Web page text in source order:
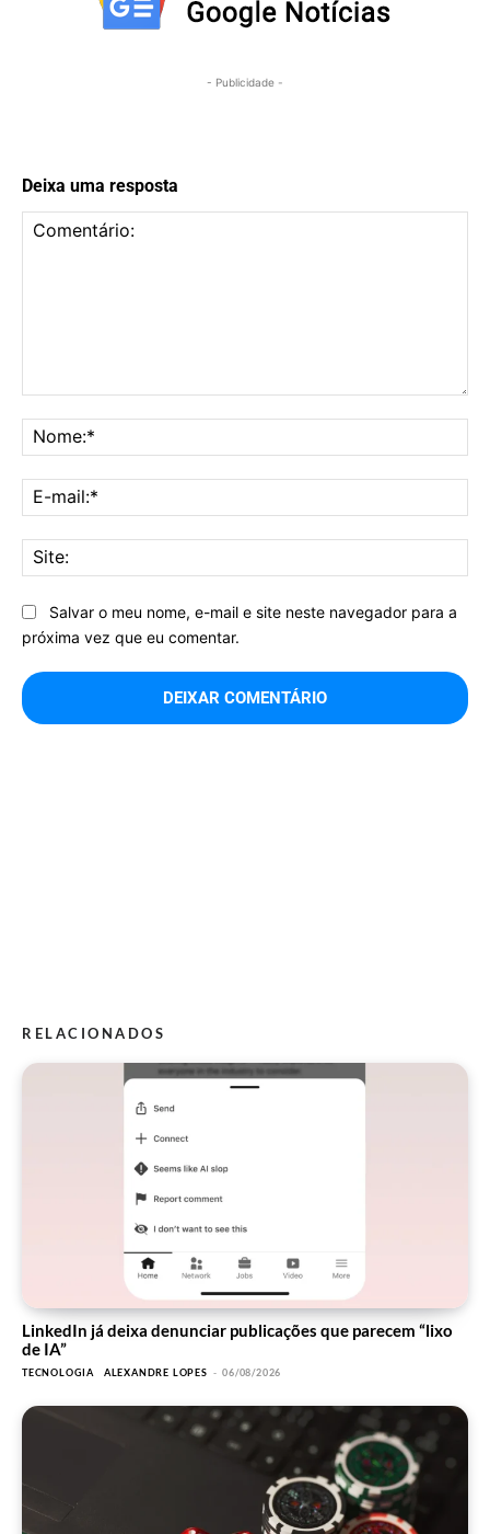
- Publicidade -
Deixa uma resposta
Salvar o meu nome, e-mail e site neste navegador para a
próxima vez que eu comentar.
RELACIONADOS
LinkedIn já deixa denunciar publicações que parecem “lixo
de IA”
TECNOLOGIA ALEXANDRE LOPES - 06/08/2026